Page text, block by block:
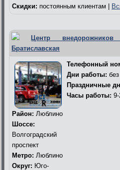
Скидки: постоянным клиентам |
Центр
Братиславская
Телефонный
Дни работы:
Праздничные
Часы работы: 9-
Район: Люблино
Шоссе:
Волгоградский
проспект
Метро: Люблино
Округ: Юго-